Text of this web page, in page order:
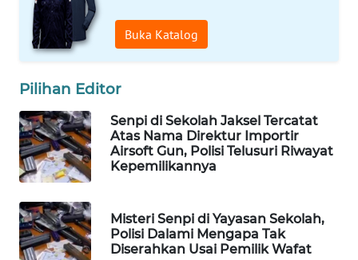
Buka Katalog
Pilihan Editor
Senpi di Sekolah Jaksel Tercatat
Atas Nama Direktur Importir
Airsoft Gun, Polisi Telusuri Riwayat
Kepemilikannya
Misteri Senpi di Yayasan Sekolah,
Polisi Dalami Mengapa Tak
Diserahkan Usai Pemilik Wafat
WAHANANEWS
NET
SPORT
WAHANA
UMKM
SELEB
WAHANA